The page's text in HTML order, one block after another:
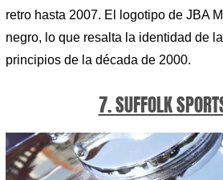
retro hasta 2007. El logotipo de JBA
negro, lo que resalta la identidad de
principios de la década de 2000.
7. SUFFOLK